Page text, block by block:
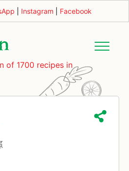
Instagram Facebook
of 1700 recipes in